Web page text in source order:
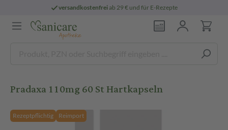
versandkostenfreiab 29 € und für E-Rezepte
Pradaxa 110mg 60 St Hartkapseln
Rezeptpflichtig Reimport